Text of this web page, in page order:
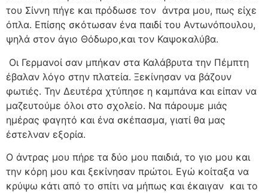
του Σίννη πήγε και πρόδωσε τον άντρα μου, πως είχε
όπλα. Επίσης σκότωσαν ένα παιδί του Αντωνόπουλου,
ψηλά στον άγιο Θόδωρο,και τον Καψοκαλύβα.
Οι Γερμανοί σαν μπήκαν στα Καλάβρυτα την Πέμπτη
έβαλαν λόγο στην πλατεία. Ξεκίνησαν να βάζουν
φωτιές. Την Δευτέρα χτύπησε η καμπάνα και είπαν να
μαζευτούμε όλοι στο σχολείο. Να πάρουμε μιάς
ημέρας φαγητό και ένα σκέπασμα, γιατί θα μας
έστελναν εξορία.
Ο άντρας μου πήρε τα δύο μου παιδιά, το γιο μου και
την κόρη μου και ξεκίνησαν πρώτοι. Εγώ κοίταξα να
κρύψω κάτι από το σπίτι να μήπως και έκαιγαν και το